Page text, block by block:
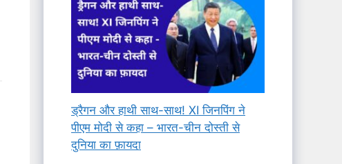
ड्रैगन और हाथी साथ-साथ! XI जिनपिंग ने
पीएम मोदी से कहा – भारत-चीन दोस्ती से
दुनिया का फ़ायदा